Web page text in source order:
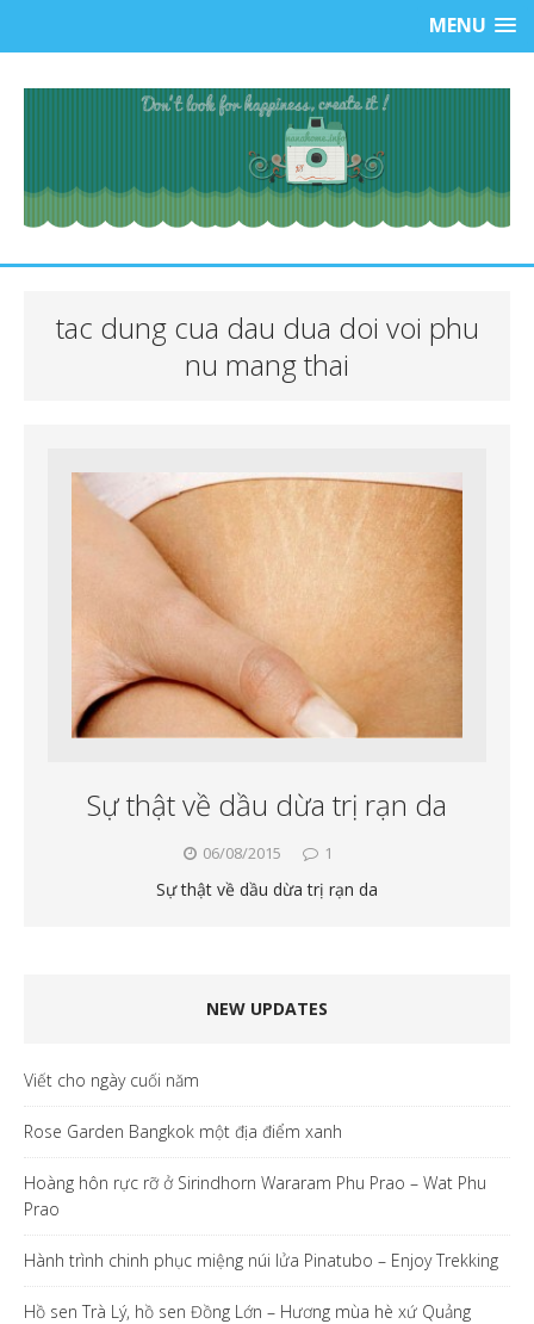
MENU
tac dung cua dau dua doi voi phu
nu mang thai
Sự thật về dầu dừa trị rạn da
06/08/2015 1
Sự thật về dầu dừa trị rạn da
NEW UPDATES
Viết cho ngày cuối năm
Rose Garden Bangkok một địa điểm xanh
Hoàng hôn rực rỡ ở Sirindhorn Wararam Phu Prao – Wat Phu
Prao
Hành trình chinh phục miệng núi lửa Pinatubo – Enjoy Trekking
Hồ sen Trà Lý, hồ sen Đồng Lớn – Hương mùa hè xứ Quảng